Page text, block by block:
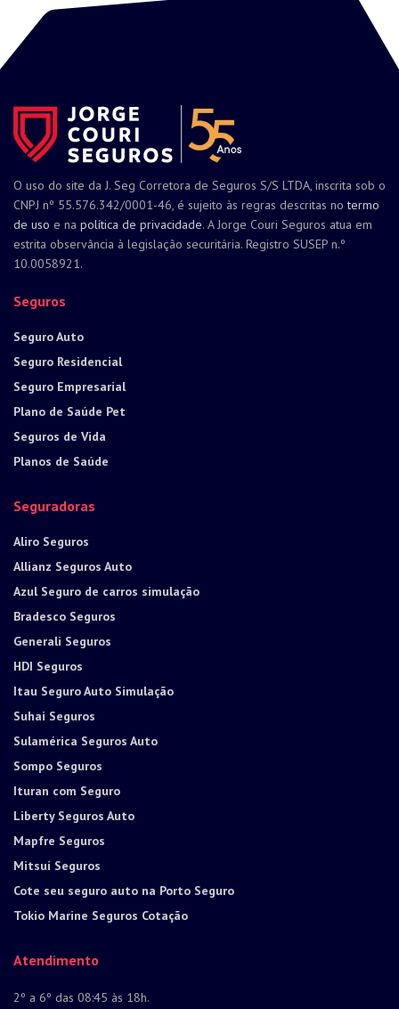
O uso do site da J. Seg Corretora de Seguros S/S LTDA, inscrita sob o
CNPJ nº 55.576.342/0001-46, é sujeito às regras descritas notermo
de uso e na política de privacidade. A Jorge Couri Seguros atua em
estrita observância à legislação securitária. Registro SUSEP n.º
10.0058921.
Seguros
Seguro Auto
Seguro Residencial
Seguro Empresarial
Plano de Saúde Pet
Seguros de Vida
Planos de Saúde
Seguradoras
Aliro Seguros
Allianz Seguros Auto
Azul Seguro de carros simulação
Bradesco Seguros
Generali Seguros
HDI Seguros
Itau Seguro Auto Simulação
Suhai Seguros
Sulamérica Seguros Auto
Sompo Seguros
Ituran com Seguro
Liberty Seguros Auto
Mapfre Seguros
Mitsui Seguros
Cote seu seguro auto na Porto Seguro
Tokio Marine Seguros Cotação
Atendimento
2º a 6º das 08:45 às 18h.